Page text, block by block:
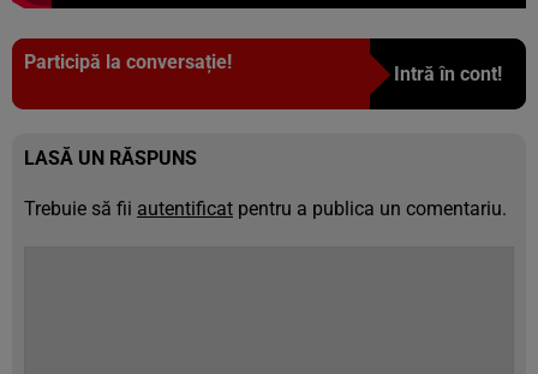
Participă la conversație!
Intră în cont!
LASĂ UN RĂSPUNS
Trebuie să fii autentificat pentru a publica un comentariu.